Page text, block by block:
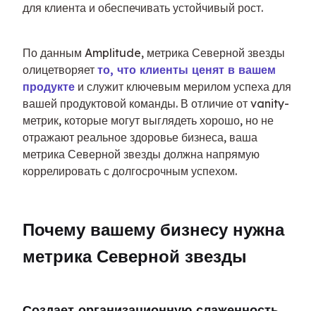
для клиента и обеспечивать устойчивый рост.
По данным Amplitude, метрика Северной звезды
олицетворяет то, что клиенты ценят в вашем
продукте и служит ключевым мерилом успеха для
вашей продуктовой команды. В отличие от vanity-
метрик, которые могут выглядеть хорошо, но не
отражают реальное здоровье бизнеса, ваша
метрика Северной звезды должна напрямую
коррелировать с долгосрочным успехом.
Почему вашему бизнесу нужна
метрика Северной звезды